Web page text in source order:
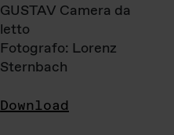
GUSTAV Camera da
letto
Fotografo: Lorenz
Sternbach
Download